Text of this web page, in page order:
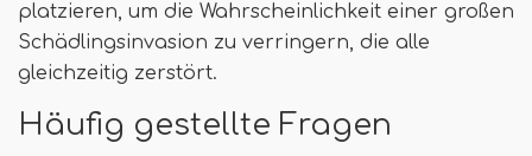
platzieren, um die Wahrscheinlichkeit einer großen
Schädlingsinvasion zu verringern, die alle
gleichzeitig zerstört.
Häufig gestellte Fragen